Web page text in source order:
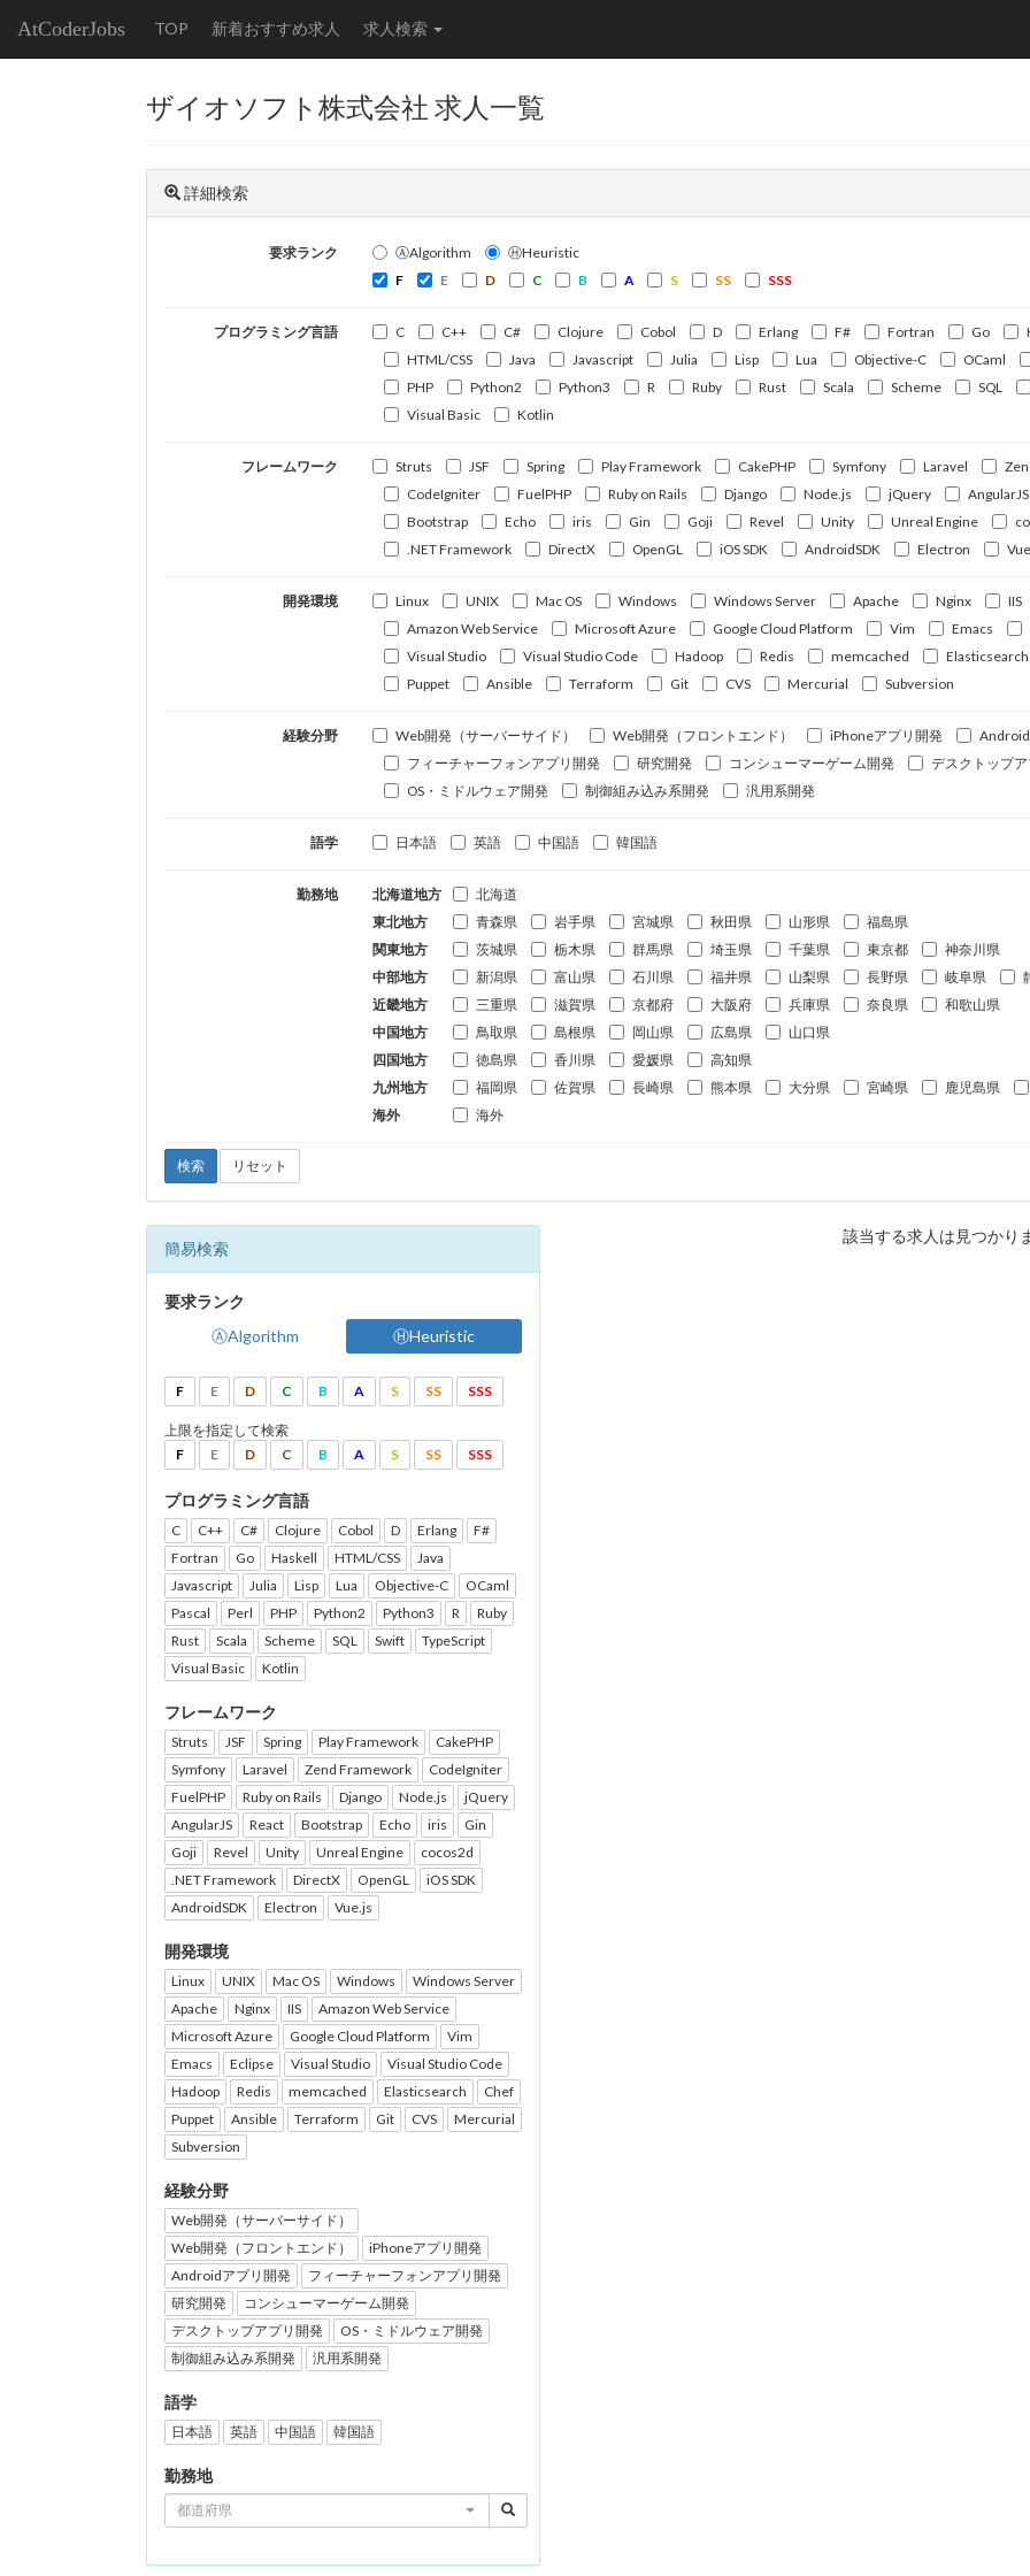
AtCoderJobs TOP 新着おすすめ求人 求人検索
ザイオソフト株式会社 求人一覧
詳細検索
要求ランク ⒶAlgorithm
ⒽHeuristic
F
E D C B A S SS SSS
プログラミング言語 C C++ C# Clojure Cobol D Erlang F# Fortran Go
HTML/CSS
Java Javascript Julia Lisp Lua Objective-C OCaml
PHP
Python2 Python3 R Ruby Rust Scala Scheme SQL
Visual Basic
Kotlin
フレームワーク Struts JSF Spring Play Framework CakePHP Symfony Laravel
CodeIgniter
FuelPHP Ruby on Rails Django Node.js jQuery AngularJS
Bootstrap
Echo iris Gin Goji Revel Unity Unreal Engine
.NET Framework
DirectX OpenGL iOS SDK AndroidSDK Electron
開発環境 Linux UNIX Mac OS Windows Windows Server Apache Nginx
IIS
Amazon Web Service
Microsoft Azure Google Cloud Platform Vim Emacs
Visual Studio
Visual Studio Code Hadoop Redis memcached Elasticsearch
Puppet
Ansible Terraform Git CVS Mercurial Subversion
経験分野 Web開発（サーバーサイド） Web開発（フロントエンド） iPhoneアプリ開発
フィーチャーフォンアプリ開発
研究開発 コンシューマーゲーム開発
デスクトップ
OS・ミドルウェア開発
制御組み込み系開発 汎用系開発
語学 日本語 英語 中国語 韓国語
勤務地 北海道地方
北海道
東北地方
青森県 岩手県 宮城県 秋田県 山形県
福島県
関東地方
茨城県 栃木県 群馬県 埼玉県 千葉県 東京都
神奈川県
中部地方
新潟県 富山県 石川県 福井県 山梨県 長野県 岐阜県
近畿地方
三重県 滋賀県 京都府 大阪府 兵庫県 奈良県
和歌山県
中国地方
鳥取県 島根県 岡山県 広島県
山口県
四国地方
徳島県 香川県 愛媛県
高知県
九州地方
福岡県 佐賀県 長崎県 熊本県 大分県 宮崎県 鹿児島県
海外
海外
検索 リセット
簡易検索
要求ランク
ⒶAlgorithm
ⒽHeuristic
F E D C B A S SS SSS
上限を指定して検索
F
E D C B A S SS SSS
プログラミング言語
C C++ C# Clojure Cobol D Erlang
F#
Fortran
Go Haskell HTML/CSS
Java
Javascript
Julia Lisp Lua Objective-C
OCaml
Pascal
Perl PHP Python2 Python3 R
Ruby
Rust
Scala Scheme SQL Swift
TypeScript
Visual Basic
Kotlin
フレームワーク
Struts JSF Spring Play Framework
CakePHP
Symfony
Laravel Zend Framework
CodeIgniter
FuelPHP
Ruby on Rails Django Node.js
jQuery
AngularJS
React Bootstrap Echo iris
Gin
Goji
Revel Unity Unreal Engine
cocos2d
.NET Framework
DirectX OpenGL
iOS SDK
AndroidSDK
Electron Vue.js
開発環境
Linux UNIX Mac OS Windows
Windows Server
Apache
Nginx IIS
Amazon Web Service
Microsoft Azure
Google Cloud Platform
Vim
Emacs
Eclipse Visual Studio
Visual Studio Code
Hadoop
Redis memcached Elasticsearch
Chef
Puppet
Ansible Terraform Git CVS
Mercurial
Subversion
経験分野
Web開発（サーバーサイド）
Web開発（フロントエンド）
iPhoneアプリ開発
Androidアプリ開発
フィーチャーフォンアプリ開発
研究開発
コンシューマーゲーム開発
デスクトップアプリ開発
OS・ミドルウェア開発
制御組み込み系開発
汎用系開発
語学
日本語 英語 中国語 韓国語
勤務地
都道府県
該当する求人は見つかり